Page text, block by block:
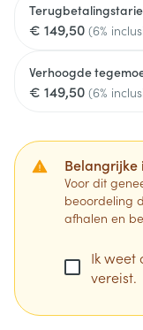
€ 149,50 (6%
Verhoogde
€ 149,50 (6%
Voor dit
beoordeling
afhalen en
Ik weet
vereist.